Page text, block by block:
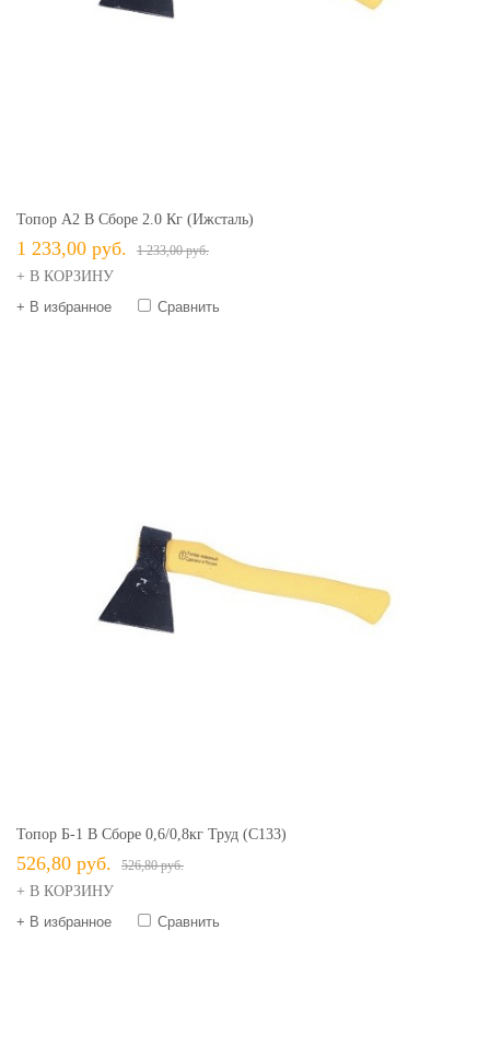
Топор А2 В Сборе 2.0 Кг (Ижсталь)
1 233,00 руб. 1 233,00 руб.
+ В КОРЗИНУ
+ В избранное
Сравнить
Топор Б-1 В Сборе 0,6/0,8кг Труд (С133)
526,80 руб. 526,80 руб.
+ В КОРЗИНУ
+ В избранное
Сравнить